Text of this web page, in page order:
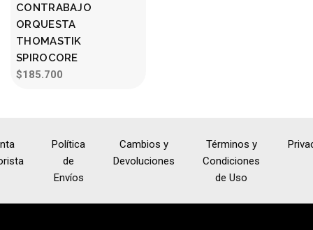
CONTRABAJO
ORQUESTA
THOMASTIK
SPIROCORE
$185.700
Política
de
Envíos
Cambios y
Devoluciones
Términos y
Condiciones
de Uso